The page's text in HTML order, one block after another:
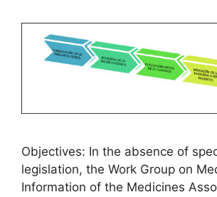
Objectives: In the absence of
legislation, the Work Group on
Information of the Medicines